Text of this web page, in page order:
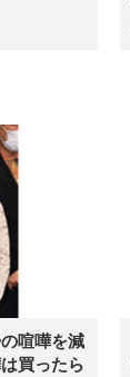
喧嘩を減
買ったら